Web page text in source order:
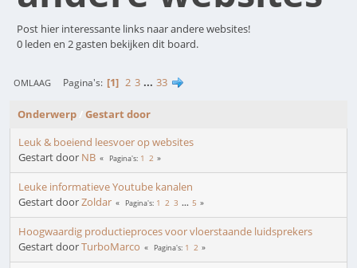
Post hier interessante links naar andere websites!
0 leden en 2 gasten bekijken dit board.
OMLAAG Pagina's 1 2 3 ... 33
Onderwerp
Gestart door
Leuk & boeiend leesvoer op websites
Gestart door NB Pagina's 1 2
Leuke informatieve Youtube kanalen
Gestart doorZoldar Pagina's 1 2 3 ... 5
Hoogwaardig productieproces voor vloerstaande luidsprekers
Gestart doorTurboMarco Pagina's 1 2